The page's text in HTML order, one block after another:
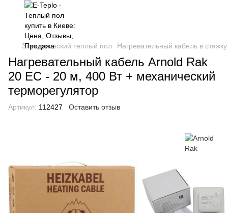
Электрический теплый пол Нагревательный кабель в стяжку
Нагревательный кабель Arnold Rak
20 EC - 20 м, 400 Вт + механический
терморегулятор
Артикул: 112427 Оставить отзыв